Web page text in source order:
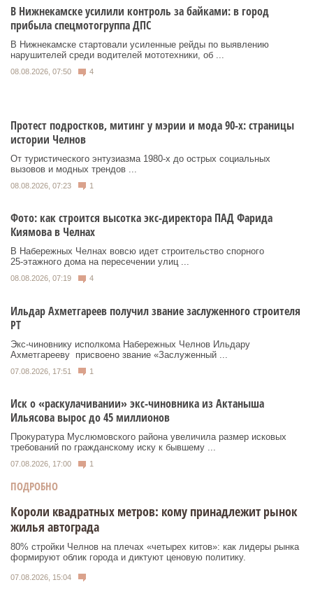
В Нижнекамске усилили контроль за байками: в город
прибыла спецмотогруппа ДПС
В Нижнекамске стартовали усиленные рейды по выявлению
нарушителей среди водителей мототехники, об ...
08.08.2026, 07:50 4
Протест подростков, митинг у мэрии и мода 90-х: страницы
истории Челнов
От туристического энтузиазма 1980‑х до острых социальных
вызовов и модных трендов ...
08.08.2026, 07:23 1
Фото: как строится высотка экс-директора ПАД Фарида
Киямова в Челнах
В Набережных Челнах вовсю идет строительство спорного
25‑этажного дома на пересечении улиц ...
08.08.2026, 07:19 4
Ильдар Ахметгареев получил звание заслуженного строителя
РТ
Экс‑чиновнику исполкома Набережных Челнов Ильдару
Ахметгарееву присвоено звание «Заслуженный ...
07.08.2026, 17:51 1
Иск о «раскулачивании» экс-чиновника из Актаныша
Ильясова вырос до 45 миллионов
Прокуратура Муслюмовского района увеличила размер исковых
требований по гражданскому иску к бывшему ...
07.08.2026, 17:00 1
ПОДРОБНО
Короли квадратных метров: кому принадлежит рынок
жилья автограда
80% стройки Челнов на плечах «четырех китов»: как лидеры рынка
формируют облик города и диктуют ценовую политику.
07.08.2026, 15:04